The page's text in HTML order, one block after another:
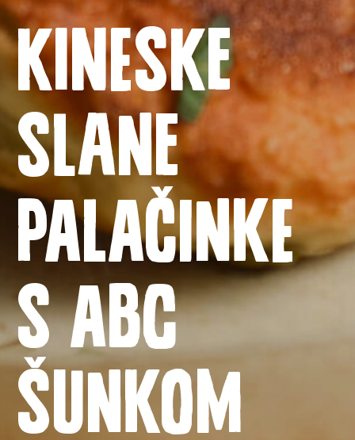
Naslovnica
Proizvodi
Recepti
Priča o ABC siru
Novosti
Kineske
slane
palačinke
s ABC
šunkom